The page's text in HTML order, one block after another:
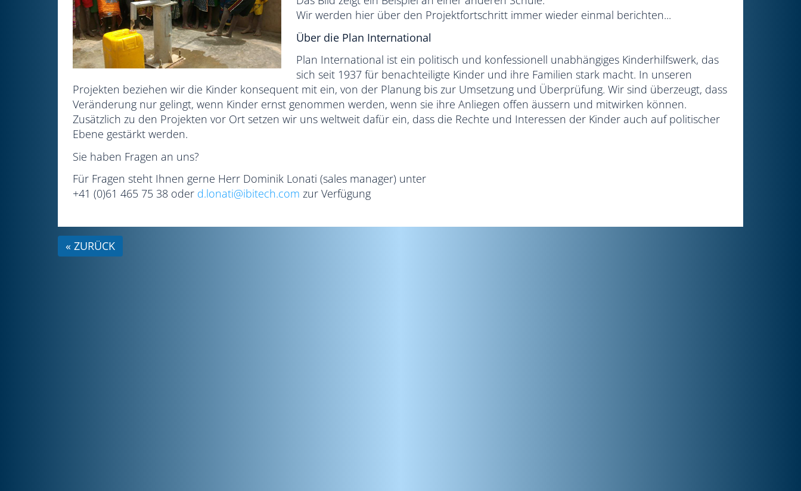
Wir werden hier über den Projektfortschritt immer wieder einmal berichten...
Über die Plan International
Plan International ist ein politisch und konfessionell unabhängiges Kinderhilfswerk, das
sich seit 1937 für benachteiligte Kinder und ihre Familien stark macht. In unseren
Projekten beziehen wir die Kinder konsequent mit ein, von der Planung bis zur Umsetzung und Überprüfung. Wir sind überzeugt, dass
Veränderung nur gelingt, wenn Kinder ernst genommen werden, wenn sie ihre Anliegen offen äussern und mitwirken können.
Zusätzlich zu den Projekten vor Ort setzen wir uns weltweit dafür ein, dass die Rechte und Interessen der Kinder auch auf politischer
Ebene gestärkt werden.
Sie haben Fragen an uns?
Für Fragen steht Ihnen gerne Herr Dominik Lonati (sales manager) unter
+41 (0)61 465 75 38 oder d.lonati@ibitech.com zur Verfügung
« ZURÜCK